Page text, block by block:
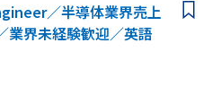
× 成長局面
われます
可能）
本オンライン）
／半導体業界売上
業界未経験歓迎／英語